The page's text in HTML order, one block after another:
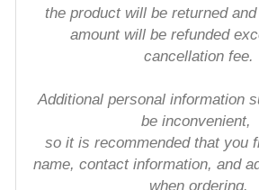
the product will be returned
amount will be refunded
cancellation fee.
Additional personal information
be inconvenient,
so it is recommended that you
name, contact information, and
when ordering.